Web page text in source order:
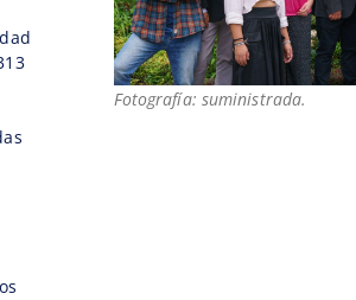
Fotografía: suministrada.